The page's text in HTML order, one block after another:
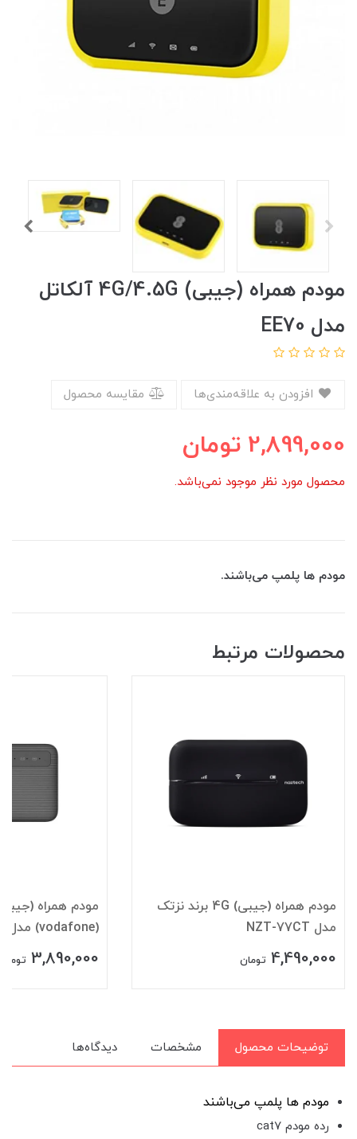
مودم همراه (جیبی) 4G/4.5G آلکاتل
مدل EE70
مقایسه محصول
2,899,000 تومان
محصول مورد نظر موجود نمی‌باشد.
مودم ها پلمپ می‌باشند.
محصولات مرتبط
مودم همراه (جیبی) 4G ودافون
(vodafone) مدل R228t
3,890,000 تومان
du مدل KJ33
7,500,000
توضیحات محصول مشخصات دیدگاه‌ها
مودم ها پلمپ می‌باشند
رده مودم cat7